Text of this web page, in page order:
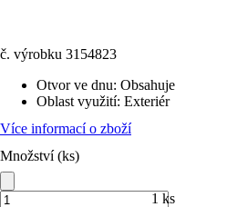
č. výrobku 3154823
Otvor ve dnu: Obsahuje
Oblast využití: Exteriér
Více informací o zboží
Množství (ks)
1 ks